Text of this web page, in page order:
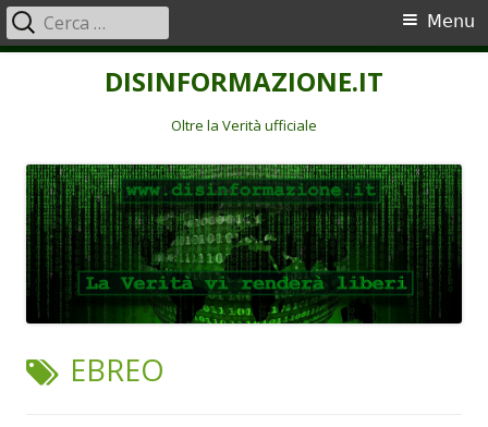
DISINFORMAZIONE.IT
Oltre la Verità ufficiale
Menu
principale
Menu
Ricerca
per:
TAG:
EBREO